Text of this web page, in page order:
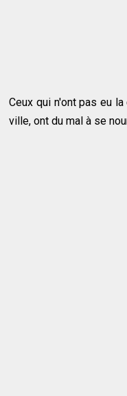
Ceux qui n'ont pas eu
ville, ont du mal à se